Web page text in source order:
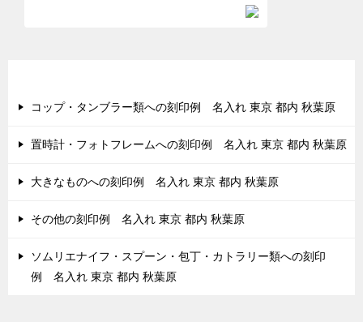
コップ・タンブラー類への刻印例 名入れ 東京 都内 秋葉原
置時計・フォトフレームへの刻印例 名入れ 東京 都内 秋葉原
大きなものへの刻印例 名入れ 東京 都内 秋葉原
その他の刻印例 名入れ 東京 都内 秋葉原
ソムリエナイフ・スプーン・包丁・カトラリー類への刻印
例 名入れ 東京 都内 秋葉原